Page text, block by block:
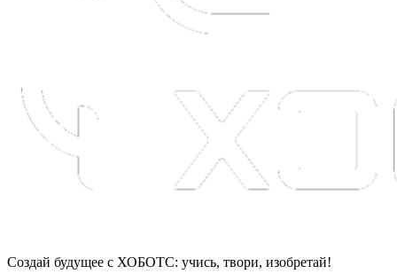
Создай будущее с ХОБОТС: учись, твори, изобретай!